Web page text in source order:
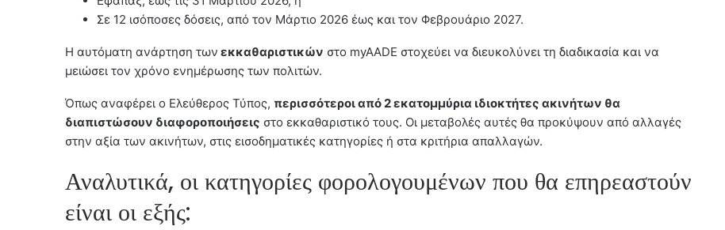
Σε 12 ισόποσες δόσεις, από τον Μάρτιο 2026 έως και τον Φεβρουάριο 2027.
Η αυτόματη ανάρτηση των εκκαθαριστικών στο myAADE στοχεύει να διευκολύνει τη διαδικασία και να
μειώσει τον χρόνο ενημέρωσης των πολιτών.
Όπως αναφέρει ο Ελεύθερος Τύπος, περισσότεροι από 2 εκατομμύρια ιδιοκτήτες ακινήτων θα
διαπιστώσουν διαφοροποιήσεις στο εκκαθαριστικό τους. Οι μεταβολές αυτές θα προκύψουν από αλλαγές
στην αξία των ακινήτων, στις εισοδηματικές κατηγορίες ή στα κριτήρια απαλλαγών.
Αναλυτικά, οι κατηγορίες φορολογουμένων που θα επηρεαστούν
είναι οι εξής: